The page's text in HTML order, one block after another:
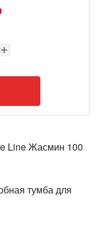
Line Жасмин 100
тумба для